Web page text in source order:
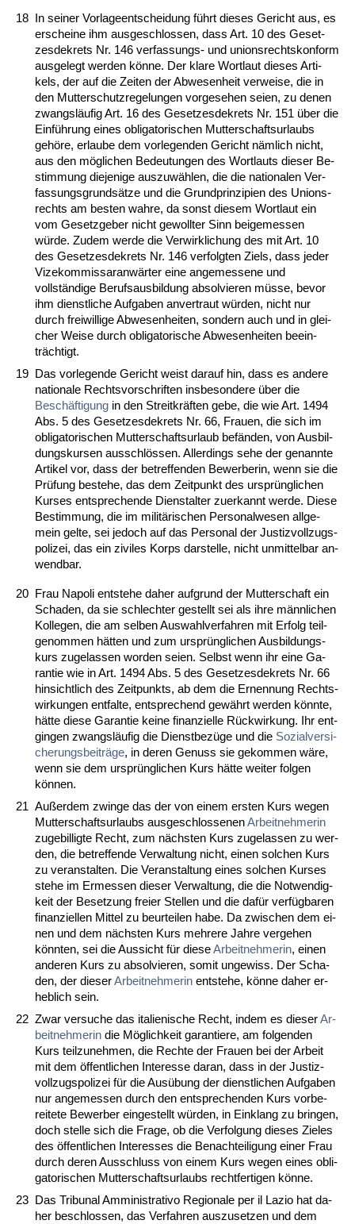
18 In sei­ner Vor­la­ge­ent­schei­dung führt die­ses Ge­richt aus, es
er­schei­ne ihm aus­ge­schlos­sen, dass Art. 10 des Ge­set­
zes­de­krets Nr. 146 ver­fas­sungs- und uni­ons­rechts­kon­form
aus­ge­legt wer­den könne. Der kla­re Wort­laut die­ses Ar­ti­
kels, der auf die Zei­ten der Ab­we­sen­heit ver­wei­se, die in
den Mut­ter­schutz­re­ge­lun­gen vor­ge­se­hen sei­en, zu de­nen
zwangsläufig Art. 16 des Ge­set­zes­de­krets Nr. 151 über die
Einführung ei­nes ob­li­ga­to­ri­schen Mut­ter­schafts­ur­laubs
gehöre, er­lau­be dem vor­le­gen­den Ge­richt nämlich nicht,
aus den mögli­chen Be­deu­tun­gen des Wort­lauts die­ser Be­
stim­mung die­je­ni­ge aus­zuwählen, die die na­tio­na­len Ver­
fas­sungs­grundsätze und die Grund­prin­zi­pi­en des Uni­ons­
rechts am bes­ten wah­re, da sonst die­sem Wort­laut ein
vom Ge­setz­ge­ber nicht ge­woll­ter Sinn bei­ge­mes­sen
würde. Zu­dem wer­de die Ver­wirk­li­chung des mit Art. 10
des Ge­set­zes­de­krets Nr. 146 ver­folg­ten Ziels, dass je­der
Vi­ze­kom­mis­sar­anwärter ei­ne an­ge­mes­se­ne und
vollständi­ge Be­rufs­aus­bil­dung ab­sol­vie­ren müsse, be­vor
ihm dienst­li­che Auf­ga­ben an­ver­traut würden, nicht nur
durch frei­wil­li­ge Ab­we­sen­hei­ten, son­dern auch und in glei­
cher Wei­se durch ob­li­ga­to­ri­sche Ab­we­sen­hei­ten be­ein­
träch­tigt.
19 Das vor­le­gen­de Ge­richt weist dar­auf hin, dass es an­de­re
na­tio­na­le Rechts­vor­schrif­ten ins­be­son­de­re über die
Beschäfti­gung in den Streit­kräften ge­be, die wie Art. 1494
Abs. 5 des Ge­set­zes­de­krets Nr. 66, Frau­en, die sich im
ob­li­ga­to­ri­schen Mut­ter­schafts­ur­laub befänden, von Aus­bil­
dungs­kur­sen aus­schlössen. Al­ler­dings se­he der ge­nann­te
Ar­ti­kel vor, dass der be­tref­fen­den Be­wer­be­rin, wenn sie die
Prüfung be­ste­he, das dem Zeit­punkt des ursprüng­li­chen
Kur­ses ent­spre­chen­de Dienst­al­ter zu­er­kannt wer­de. Die­se
Be­stim­mung, die im mi­litäri­schen Per­so­nal­we­sen all­ge­
mein gel­te, sei je­doch auf das Per­so­nal der Jus­tiz­voll­zugs­
po­li­zei, das ein zi­vi­les Korps dar­stel­le, nicht un­mit­tel­bar an­
wend­bar.
20 Frau Na­po­li ent­ste­he da­her auf­grund der Mut­ter­schaft ein
Scha­den, da sie schlech­ter ge­stellt sei als ih­re männ­li­chen
Kol­le­gen, die am sel­ben Aus­wahl­ver­fah­ren mit Er­folg teil­
ge­nom­men hätten und zum ursprüng­li­chen Aus­bil­dungs­
kurs zu­ge­las­sen wor­den sei­en. Selbst wenn ihr ei­ne Ga­
ran­tie wie in Art. 1494 Abs. 5 des Ge­set­zes­de­krets Nr. 66
hin­sicht­lich des Zeit­punkts, ab dem die Er­nen­nung Rechts­
wir­kun­gen ent­fal­te, ent­spre­chend gewährt wer­den könn­te,
hätte die­se Ga­ran­tie kei­ne fi­nan­zi­el­le Rück­wir­kung. Ihr ent­
gin­gen zwangsläufig die Dienst­bezüge und die So­zi­al­ver­si­
che­rungs­beiträge, in de­ren Ge­nuss sie ge­kom­men wäre,
wenn sie dem ursprüng­li­chen Kurs hätte wei­ter fol­gen
können.
21 Außer­dem zwin­ge das der von ei­nem ers­ten Kurs we­gen
Mut­ter­schafts­ur­laubs aus­ge­schlos­se­nenAr­beit­neh­me­rin
zu­ge­bil­lig­te Recht, zum nächs­ten Kurs zu­ge­las­sen zu wer­
den, die be­tref­fen­de Ver­wal­tung nicht, ei­nen sol­chen Kurs
zu ver­an­stal­ten. Die Ver­an­stal­tung ei­nes sol­chen Kur­ses
ste­he im Er­mes­sen die­ser Ver­wal­tung, die die Not­wen­dig­
keit der Be­set­zung frei­er Stel­len und die dafür verfügba­ren
fi­nan­zi­el­len Mit­tel zu be­ur­tei­len ha­be. Da zwi­schen dem ei­
nen und dem nächs­ten Kurs meh­re­re Jah­re ver­ge­hen
könn­ten, sei die Aus­sicht für die­seAr­beit­neh­me­rin, ei­nen
an­de­ren Kurs zu ab­sol­vie­ren, so­mit un­ge­wiss. Der Scha­
den, der die­serAr­beit­neh­me­rin ent­ste­he, könne da­her er­
heb­lich sein.
22 Zwar ver­su­che das ita­lie­ni­sche Recht, in­dem es die­serAr­
beit­neh­me­rin die Möglich­keit ga­ran­tie­re, am fol­gen­den
Kurs teil­zu­neh­men, die Rech­te der Frau­en bei der Ar­beit
mit dem öffent­li­chen In­ter­es­se dar­an, dass in der Jus­tiz­
voll­zugs­po­li­zei für die Ausübung der dienst­li­chen Auf­ga­ben
nur an­ge­mes­sen durch den ent­spre­chen­den Kurs vor­be­
rei­te­te Be­wer­ber ein­ge­stellt würden, in Ein­klang zu brin­gen,
doch stel­le sich die Fra­ge, ob die Ver­fol­gung die­ses Zie­les
des öffent­li­chen In­ter­es­ses die Be­nach­tei­li­gung ei­ner Frau
durch de­ren Aus­schluss von ei­nem Kurs we­gen ei­nes ob­li­
ga­to­ri­schen Mut­ter­schafts­ur­laubs recht­fer­ti­gen könne.
23 Das Tri­bu­nal Ammi­nis­tra­tivo Re­gio­na­le per il La­zio hat da­
her be­schlos­sen, das Ver­fah­ren aus­zu­set­zen und dem